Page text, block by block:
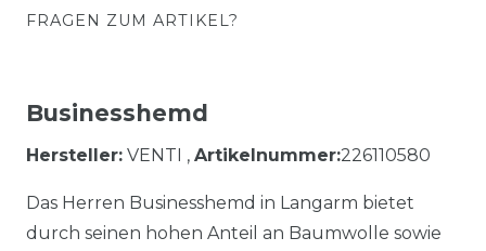
FRAGEN ZUM ARTIKEL?
Businesshemd
Hersteller: VENTI , Artikelnummer:226110580
Das Herren Businesshemd in Langarm bietet
durch seinen hohen Anteil an Baumwolle sowie